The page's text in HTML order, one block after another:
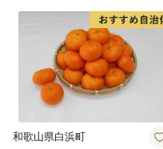
和歌山県白浜町